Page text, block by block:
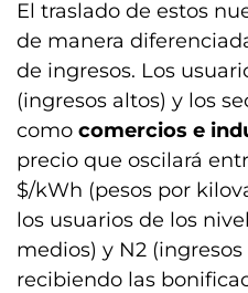
El traslado de estos
de manera
de ingresos. Los
(ingresos altos) y los
como comercios e
precio que oscilará
$/kWh (pesos por
los usuarios de los
medios) y N2
recibiendo las